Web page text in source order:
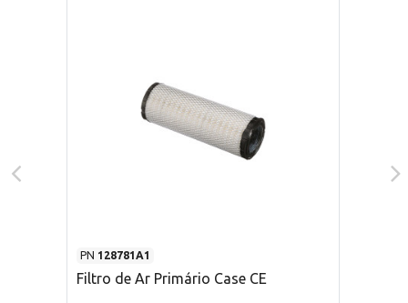
PN 128781A1
Filtro de Ar Primário Case CE